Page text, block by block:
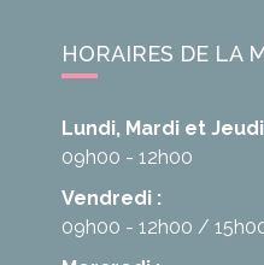
HORAIRES DE LA
Lundi, Mardi et
09h00 - 12h00
Vendredi :
09h00 - 12h00